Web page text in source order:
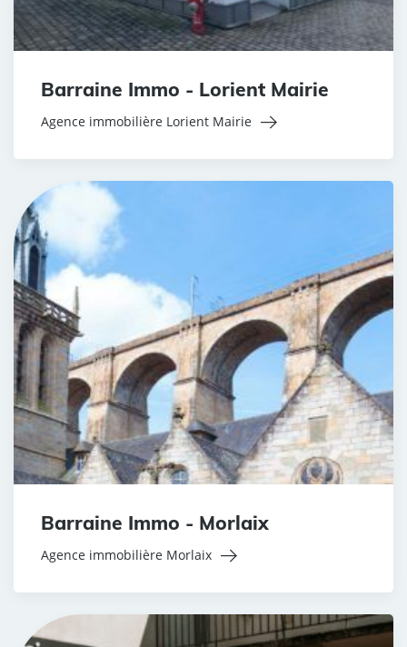
Barraine Immo - Lorient Mairie
Agence immobilière Lorient Mairie
Barraine Immo - Morlaix
Agence immobilière Morlaix